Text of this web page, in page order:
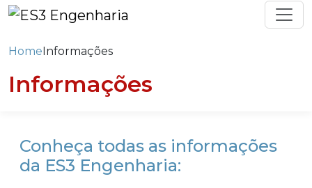
HomeInformações
Informações
Conheça todas as informações
da ES3 Engenharia: